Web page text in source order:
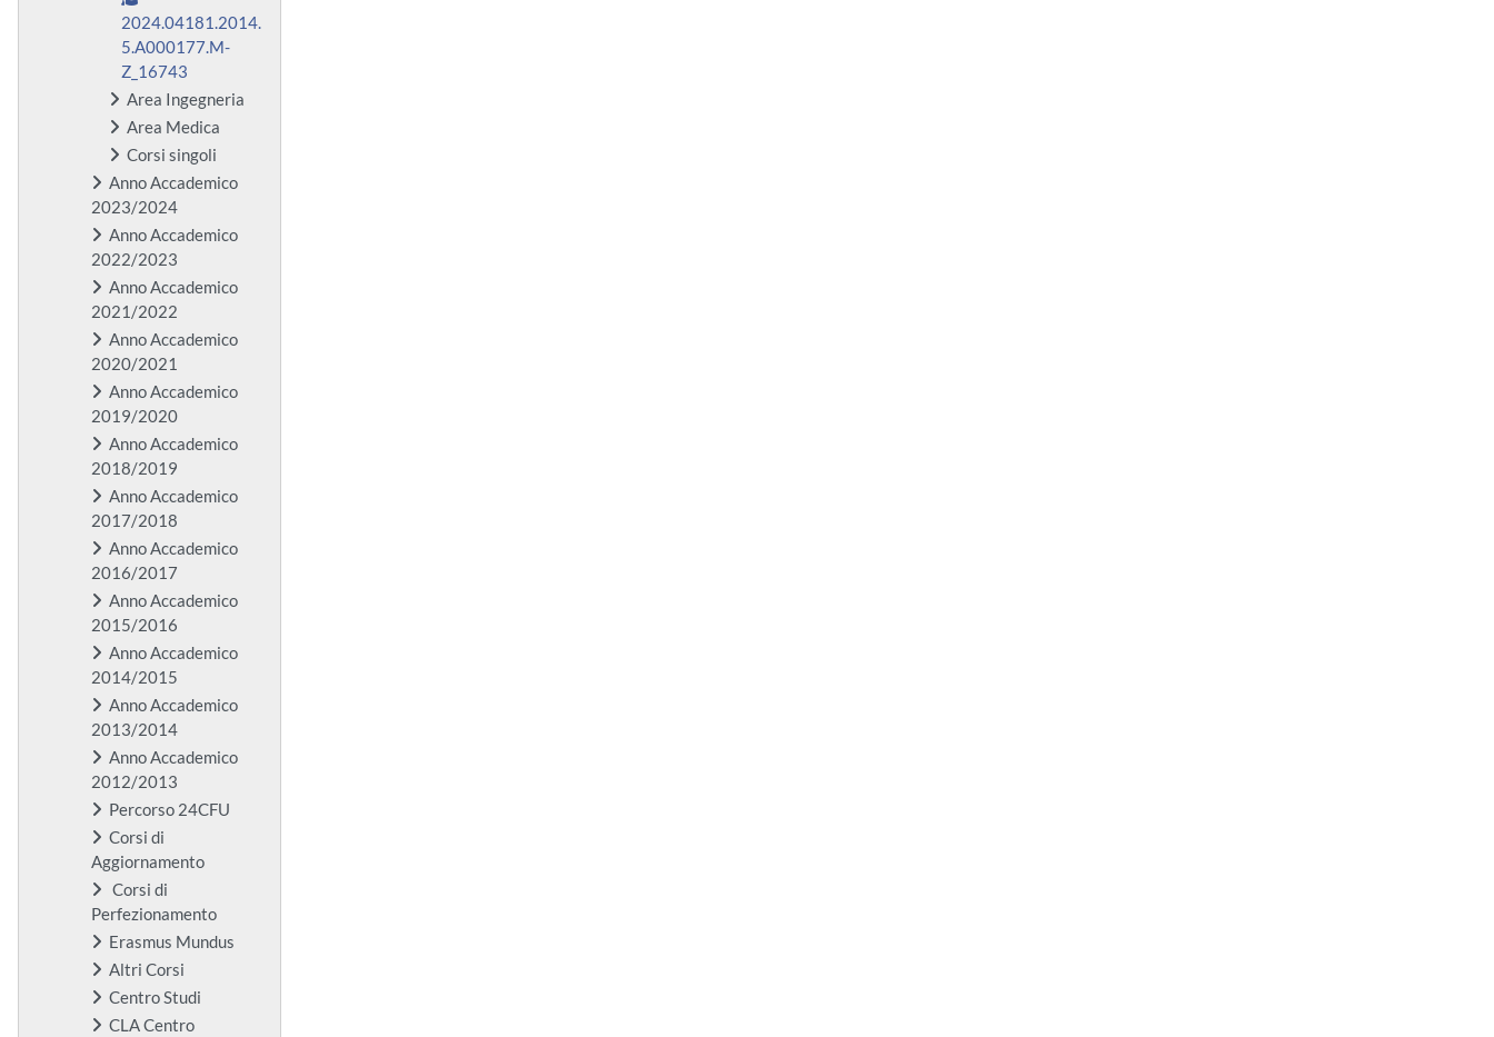
2024.04181.2014.
5.A000177.M-
Z_16743
Area Ingegneria
Area Medica
Corsi singoli
Anno Accademico
2023/2024
Anno Accademico
2022/2023
Anno Accademico
2021/2022
Anno Accademico
2020/2021
Anno Accademico
2019/2020
Anno Accademico
2018/2019
Anno Accademico
2017/2018
Anno Accademico
2016/2017
Anno Accademico
2015/2016
Anno Accademico
2014/2015
Anno Accademico
2013/2014
Anno Accademico
2012/2013
Percorso 24CFU
Corsi di
Aggiornamento
Corsi di
Perfezionamento
Erasmus Mundus
Altri Corsi
Centro Studi
CLA Centro